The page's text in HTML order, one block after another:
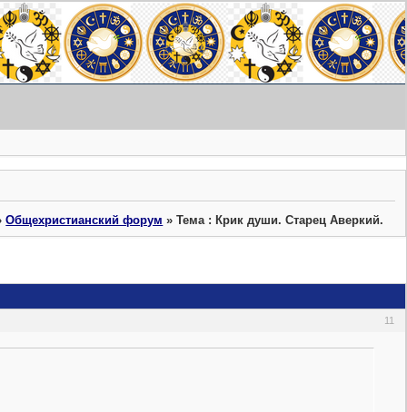
Общехристианский форум »Тема : Крик души. Старец Аверкий.
11